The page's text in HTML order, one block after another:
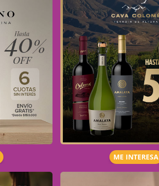
ME INTERESA